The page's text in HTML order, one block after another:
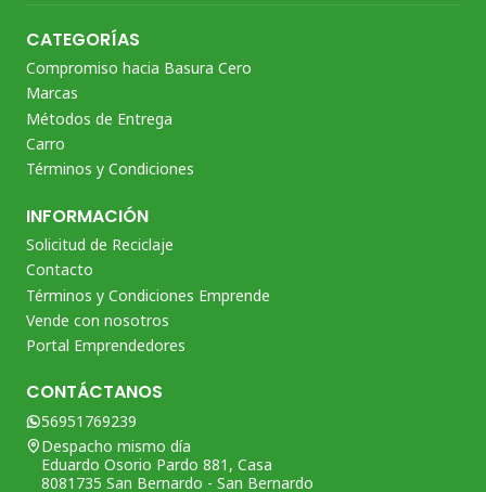
CATEGORÍAS
Compromiso hacia Basura Cero
Marcas
Métodos de Entrega
Carro
Términos y Condiciones
INFORMACIÓN
Solicitud de Reciclaje
Contacto
Términos y Condiciones Emprende
Vende con nosotros
Portal Emprendedores
CONTÁCTANOS
56951769239
Despacho mismo día
Eduardo Osorio Pardo 881, Casa
8081735 San Bernardo - San Bernardo